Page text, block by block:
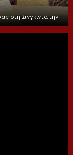
στη Σινγκίντα την